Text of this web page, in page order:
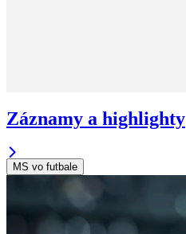
Záznamy a highlighty
MS vo futbale